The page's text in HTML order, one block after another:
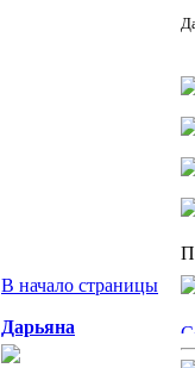
В начало страницы
Дарьяна